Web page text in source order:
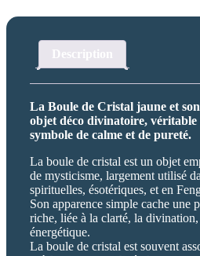
40mm
Description
La Boule de Cristal jaune et
objet déco divinatoire, véritable
symbole de calme et de pureté.
La boule de cristal est un objet
de mysticisme, largement utilisé
spirituelles, ésotériques, et en
Son apparence simple cache une
riche, liée à la clarté, la divination,
énergétique.
La boule de cristal est souvent